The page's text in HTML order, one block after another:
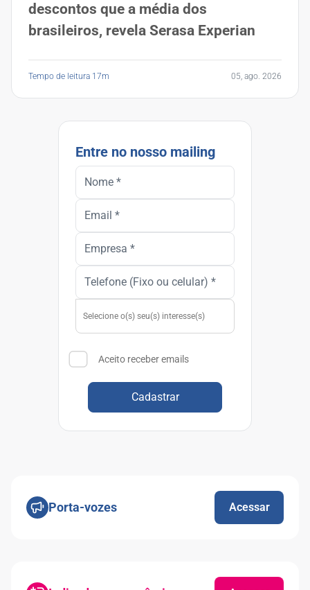
descontos que a média dos
brasileiros, revela Serasa Experian
Tempo de leitura 17m 05, ago. 2026
Entre no nosso mailing
Aceito receber emails
Cadastrar
Porta-vozes Acessar